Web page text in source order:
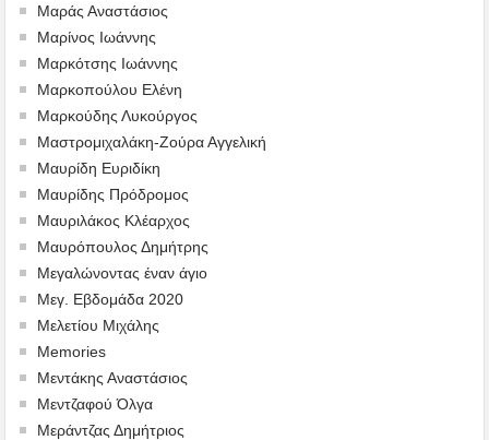
Μαράς Αναστάσιος
Μαρίνος Ιωάννης
Μαρκότσης Ιωάννης
Μαρκοπούλου Ελένη
Μαρκούδης Λυκούργος
Μαστρομιχαλάκη-Ζούρα Αγγελική
Μαυρίδη Ευριδίκη
Μαυρίδης Πρόδρομος
Μαυριλάκος Κλέαρχος
Μαυρόπουλος Δημήτρης
Μεγαλώνοντας έναν άγιο
Μεγ. Εβδομάδα 2020
Μελετίου Μιχάλης
Memories
Μεντάκης Αναστάσιος
Μεντζαφού Όλγα
Μεράντζας Δημήτριος